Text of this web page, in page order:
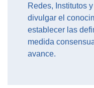
Redes, Institutos
divulgar el
establecer las
medida
avance.